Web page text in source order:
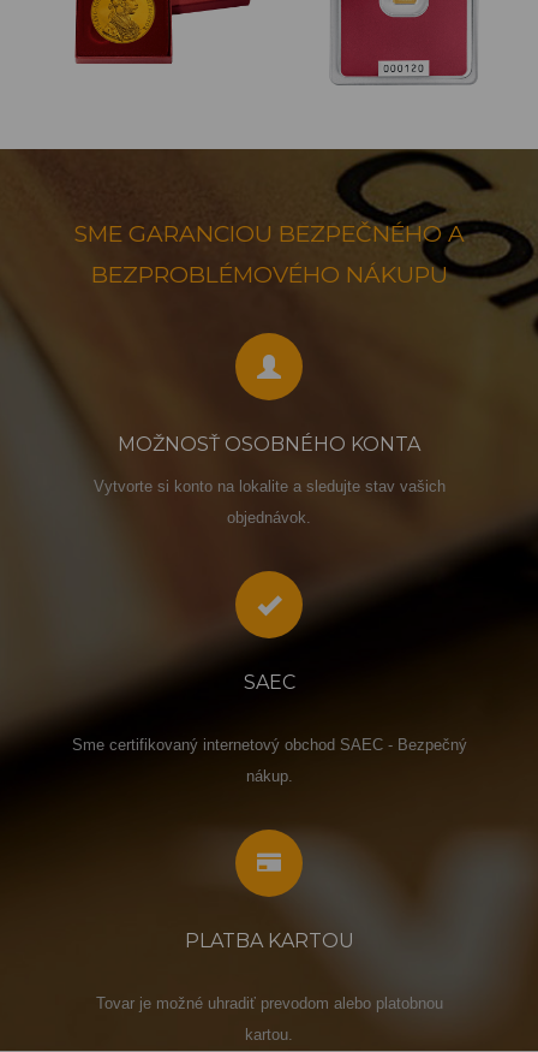
SME GARANCIOU BEZPEČNÉHO A
BEZPROBLÉMOVÉHO NÁKUPU
MOŽNOSŤ OSOBNÉHO KONTA
Vytvorte si konto na lokalite a sledujte stav vašich
objednávok.
SAEC
Sme certifikovaný internetový obchod SAEC - Bezpečný
nákup.
PLATBA KARTOU
Tovar je možné uhradiť prevodom alebo platobnou
kartou.